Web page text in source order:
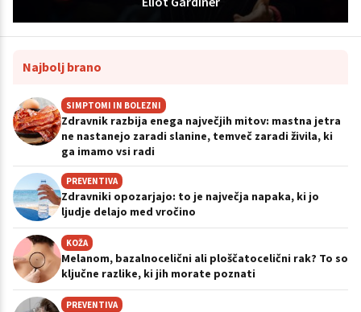
Najbolj brano
SIMPTOMI IN BOLEZNI
Zdravnik razbija enega največjih mitov: mastna jetra
ne nastanejo zaradi slanine, temveč zaradi živila, ki
ga imamo vsi radi
PREVENTIVA
Zdravniki opozarjajo: to je največja napaka, ki jo
ljudje delajo med vročino
KOŽA
Melanom, bazalnocelični ali ploščatocelični rak? To so
ključne razlike, ki jih morate poznati
PREVENTIVA